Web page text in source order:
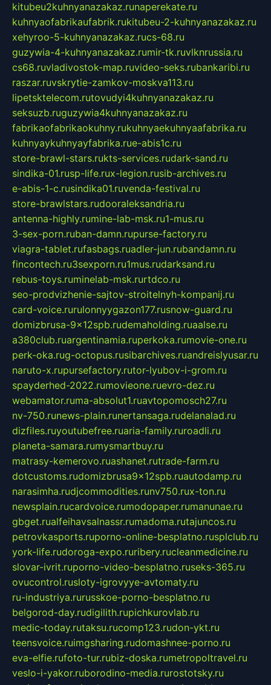
kitubeu2kuhnyanazakaz.runaperekate.ru
kuhnyaofabrikaufabrik.rukitubeu-2-kuhnyanazakaz.ru
xehyroo-5-kuhnyanazakaz.rucs-68.ru
guzywia-4-kuhnyanazakaz.rumir-tk.ruvlknrussia.ru
cs68.ruvladivostok-map.ruvideo-seks.rubankaribi.ru
raszar.ruvskrytie-zamkov-moskva113.ru
lipetsktelecom.rutovudyi4kuhnyanazakaz.ru
seksuzb.ruguzywia4kuhnyanazakaz.ru
fabrikaofabrikaokuhny.rukuhnyaekuhnyaafabrika.ru
kuhnyaykuhnyayfabrika.rue-abis1c.ru
store-brawl-stars.rukts-services.rudark-sand.ru
sindika-01.rusp-life.rux-legion.rusib-archives.ru
e-abis-1-c.rusindika01.ruvenda-festival.ru
store-brawlstars.rudooraleksandria.ru
antenna-highly.rumine-lab-msk.ru1-mus.ru
3-sex-porn.ruban-damn.rupurse-factory.ru
viagra-tablet.rufasbags.ruadler-jun.rubandamn.ru
fincontech.ru3sexporn.ru1mus.rudarksand.ru
rebus-toys.ruminelab-msk.rurtdco.ru
seo-prodvizhenie-sajtov-stroitelnyh-kompanij.ru
card-voice.rurulonnyygazon177.rusnow-guard.ru
domizbrusa-9x12spb.rudemaholding.ruaalse.ru
a380club.ruargentinamia.ruperkoka.rumovie-one.ru
perk-oka.rug-octopus.rusibarchives.ruandreislyusar.ru
naruto-x.rupursefactory.rutor-lyubov-i-grom.ru
spayderhed-2022.rumovieone.ruevro-dez.ru
webamator.ruma-absolut1.ruavtopomosch27.ru
nv-750.runews-plain.runertansaga.rudelanalad.ru
dizfiles.ruyoutubefree.ruaria-family.ruroadli.ru
planeta-samara.rumysmartbuy.ru
matrasy-kemerovo.ruashanet.rutrade-farm.ru
dotcustoms.rudomizbrusa9x12spb.ruautodamp.ru
narasimha.rudjcommodities.runv750.rux-ton.ru
newsplain.rucardvoice.rumodopaper.rumanunae.ru
gbget.rualfeihavsalnassr.rumadoma.rutajuncos.ru
petrovkasports.ruporno-online-besplatno.rusplclub.ru
york-life.rudoroga-expo.ruribery.rucleanmedicine.ru
slovar-ivrit.ruporno-video-besplatno.ruseks-365.ru
ovucontrol.rusloty-igrovyye-avtomaty.ru
ru-industriya.rurusskoe-porno-besplatno.ru
belgorod-day.rudigilith.rupichkurovlab.ru
medic-today.rutaksu.rucomp123.rudon-ykt.ru
teensvoice.ruimgsharing.rudomashnee-porno.ru
eva-elfie.rufoto-tur.rubiz-doska.rumetropoltravel.ru
veslo-i-yakor.ruborodino-media.rurostotsky.ru